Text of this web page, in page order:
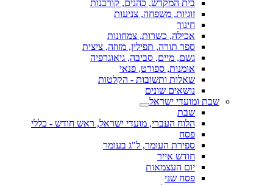
בית המקדש, כהנים, קורבנות
זוגיות, משפחה, צניעות
חינוך
אכילה, כשרות, צמחונות
ספר תורה, תפילין, מזוזה, ציצית
גשם, מיים, סביבה, גיאוגרפיה
אומנות, ספורט, פנאי
שאלות ותשובות - הקלטות
נושאים שונים
שבת ומועדי ישראל
שבת
הלוח העברי, מועדי ישראל, ראש חודש - כללי
פסח
ספירת העומר, ל"ג בעומר
חודש אייר
יום העצמאות
פסח שני